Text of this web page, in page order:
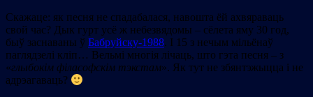
Скажаце: як песня не спадабалася, навошта ёй ахвяраваць
свой час? Дык гурт усё ж небезвядомы – сёлета яму 30 год,
быў заснаваны ў Бабруйску-1988. І 15 з нечым мільёнаў
паглядзелі кліп… Вельмі многія лічаць, што гэта песня – з
«глыбокім філасофскім тэкстам». Як тут не збянтэжыцца і не
адрэагаваць?